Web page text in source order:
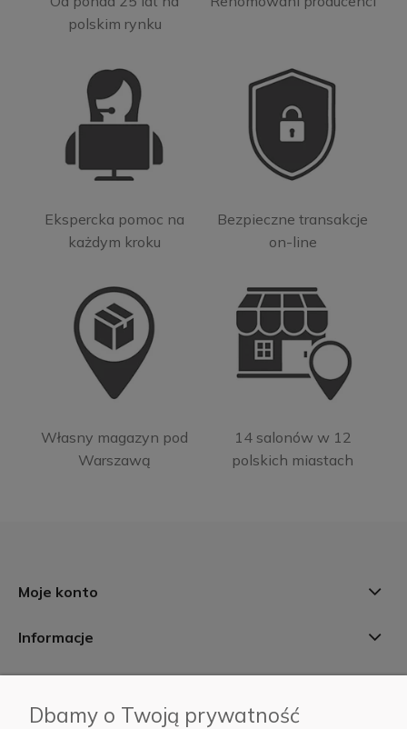
polskim rynku
Ekspercka pomoc na
każdym kroku
Bezpieczne transakcje
on-line
Własny magazyn pod
Warszawą
14 salonów w 12
polskich miastach
Moje konto
Informacje
Dbamy o Twoją prywatność